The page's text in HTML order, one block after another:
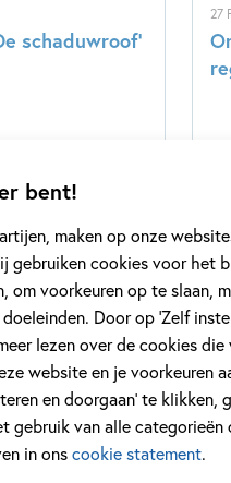
bent!
maken op onze
gebruiken cookies voor het
om voorkeuren op te slaan,
Door op ‘Zelf
lezen over de cookies die
website en je voorkeuren
en doorgaan’ te klikken,
gebruik van alle categorieën
in onscookie statement.
schaduwroof’
27
Bekijk alle artikelen
auteur